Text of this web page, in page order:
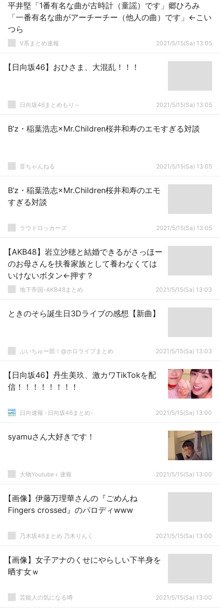
平井堅「1番有名な曲が古時計（童謡）です」郷ひろみ
「一番有名な曲がアーチーチー（他人の曲）です」←こい
つら
V系まとめ速報 2021/5/15(Sa) 13:05
【日向坂46】おひさま、大混乱！！！
日向坂46まとめもり～ 2021/5/15(Sa) 13:05
B’z・稲葉浩志×Mr.Children桜井和寿のエモすぎる対談
音ちゃんねる 2021/5/15(Sa) 13:05
B’z・稲葉浩志×Mr.Children桜井和寿のエモ
すぎる対談
ラウドロッカーズ 2021/5/15(Sa) 13:05
【AKB48】岩立沙穂と結婚できるがさっほー
のお母さんを扶養家族として養わなくては
いけないボタン←押す？
地下帝国-AKB48まとめ 2021/5/15(Sa) 13:03
ときのそら誕生日3Dライブの感想【新曲】
ぶいちゅー部！@ホロライブまとめ 2021/5/15(Sa) 13:03
【日向坂46】丹生美玖、激カワTikTokを配
信！！！！！！！！
日向速報 -日向坂46まとめ- 2021/5/15(Sa) 13:00
syamuさん大好きです！
大物Youtubeｒ速報 2021/5/15(Sa) 13:00
【画像】伊藤万理華さんの『ごめんね
Fingers crossed』のパロディwww
乃木坂46まとめ 乃木りんく 2021/5/15(Sa) 13:00
【画像】女子アナのくせにやらしい下半身を
晒す女ｗ
芸能人の気になる噂 2021/5/15(Sa) 13:00